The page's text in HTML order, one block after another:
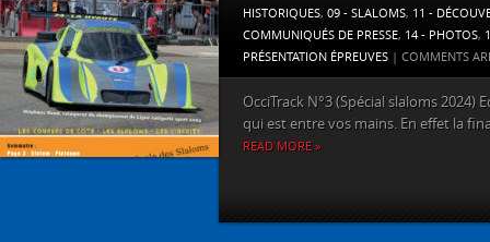
HISTORIQUES, 09 - SLALOMS, 11 -
COMMUNIQUÉS DE PRESSE, 14 - PHOTOS,
PRÉSENTATION ÉPREUVES | COMMENTS
OcciTrack N°3 (Spécial slaloms 2024)
qui est entre vos mains. En effet la
READ MORE »